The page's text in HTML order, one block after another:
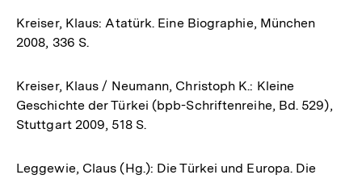
Kreiser, Klaus: Atatürk. Eine Biographie, München
2008, 336 S.
Kreiser, Klaus / Neumann, Christoph K.: Kleine
Geschichte der Türkei (bpb-Schriftenreihe, Bd. 529),
Stuttgart 2009, 518 S.
Leggewie, Claus (Hg.): Die Türkei und Europa. Die